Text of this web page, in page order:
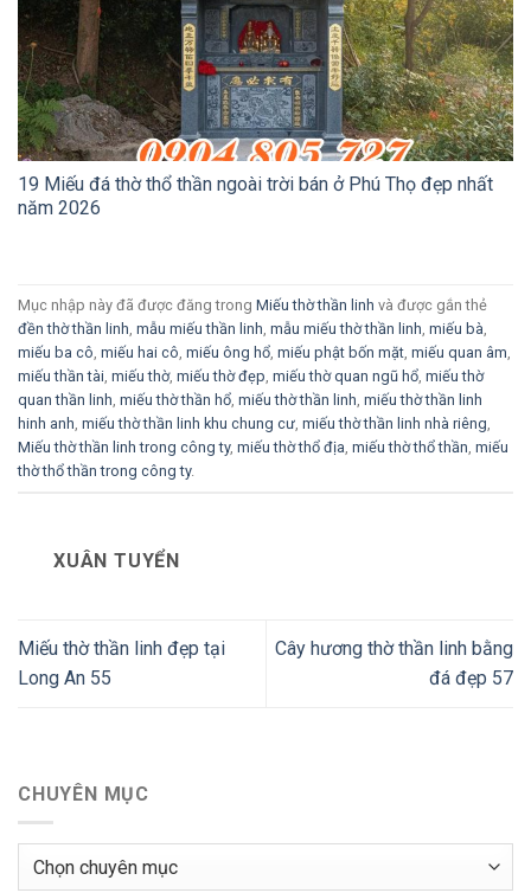
19 Miếu đá thờ thổ thần ngoài trời bán ở Phú Thọ đẹp nhất
năm 2026
Mục nhập này đã được đăng trong Miếu thờ thần linh và được gắn thẻ
đền thờ thần linh mẫu miếu thần linh mẫu miếu thờ thần linh miếu bà
miếu ba cô miếu hai cô miếu ông hổ miếu phật bốn mặt miếu quan âm
miếu thần tài miếu thờ, miếu thờ đẹp miếu thờ quan ngũ hổ miếu thờ
quan thần linh miếu thờ thần hổ miếu thờ thần linh miếu thờ thần linh
hinh anh miếu thờ thần linh khu chung cư miếu thờ thần linh nhà riêng
Miếu thờ thần linh trong công ty, miếu thờ thổ địa miếu thờ thổ thần miếu
thờ thổ thần trong công ty.
XUÂN TUYỂN
Miếu thờ thần linh đẹp tại
Long An 55
Cây hương thờ thần linh bằng
đá đẹp 57
CHUYÊN MỤC
Chuyên